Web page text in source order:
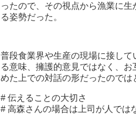
ったので、その視点から漁業に
る姿勢だった。
普段食業界や生産の現場に接し
る意味、擁護的意見ではなく、
めた上での対話の形だったのでは
# 伝えることの大切さ
# 高森さんの場合は上司が人では